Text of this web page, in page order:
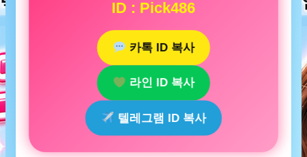
ID : Pick486
카톡 ID 복사
라인 ID 복사
텔레그램 ID 복사